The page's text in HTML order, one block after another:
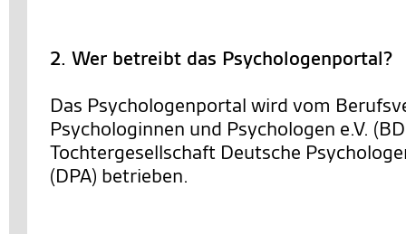
2. Wer betreibt das Psychologenportal?
Das Psychologenportal wird vom
Psychologinnen und Psychologen e.V.
Tochtergesellschaft Deutsche
(DPA) betrieben.